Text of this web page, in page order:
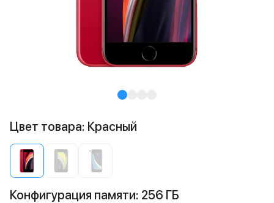
Цвет товара: Красный
Конфигурация памяти: 256 ГБ